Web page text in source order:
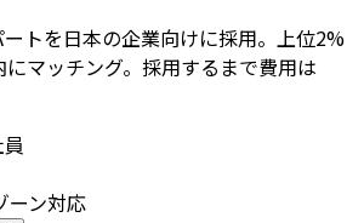
トを日本の企業向けに採用。上位2%
マッチング。採用するまで費用は
ン対応